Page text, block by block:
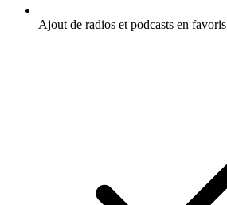
Ajout de radios et podcasts en favoris